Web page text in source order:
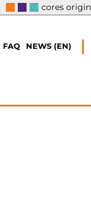
cores
FAQ NEWS (EN)